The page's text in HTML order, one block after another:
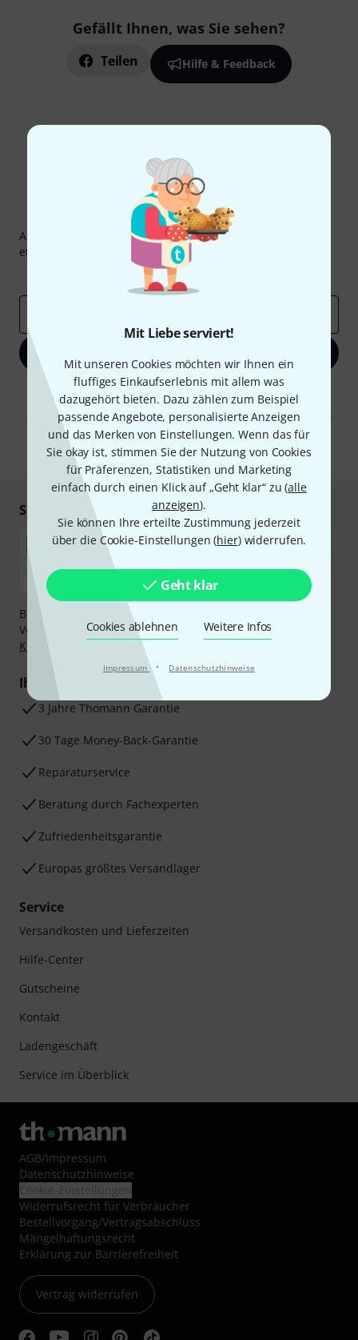
Mit Liebe serviert!
Mit unseren Cookies möchten wir Ihnen ein
fluffiges Einkaufserlebnis mit allem was
dazugehört bieten. Dazu zählen zum Beispiel
passende Angebote, personalisierte Anzeigen
und das Merken von Einstellungen. Wenn das für
Sie okay ist, stimmen Sie der Nutzung von Cookies
für Präferenzen, Statistiken und Marketing
einfach durch einen Klick auf „Geht klar“ zu (alle
anzeigen).
Sie können Ihre erteilte Zustimmung jederzeit
über die Cookie-Einstellungen (hier) widerrufen.
Geht klar
Cookies ablehnen Weitere Infos
Impressum · Datenschutzhinweise
Gefällt Ihnen, was Sie sehen?
Teilen Hilfe & Feedback
Thomann Newsletter
Abonniere den Thomann Newsletter und gewinne mit
etwas Glück einen von
50 Gutscheinen
Inspirierende Beiträge
Mit Klick auf „Jetzt anmelden“ stimmen Sie dem Erhalt von E-Mail-
Werbung und einer Messung des E-Mail-Nutzungsverhaltens zu. Die
Abmeldung ist jederzeit möglich. Weitere Informationen finden Sie in
unserenDatenschutzhinweisen.
* Pflichtfeld
Sicher einkaufen & bezahlen
Bezahlen Sie vertraulich und sicher per Nachnahme,
Vorkasse, PayPal, Amazon Pay,
Klarna Sofort bezahlen
Klarna Ratenzahlung
oder Kreditkarte.
Ihre Vorteile
3 Jahre Thomann Garantie
30 Tage Money-Back-Garantie
Reparaturservice
Beratung durch Fachexperten
Zufriedenheitsgarantie
Europas größtes Versandlager
Service
Versandkosten und Lieferzeiten
Hilfe-Center
Gutscheine
Kontakt
Ladengeschäft
Service im Überblick
AGB/Impressum
Datenschutzhinweise
Widerrufsrecht für Verbraucher
Bestellvorgang/Vertragsabschluss
Mängelhaftungsrecht
Erklärung zur Barrierefreiheit
Vertrag widerrufen